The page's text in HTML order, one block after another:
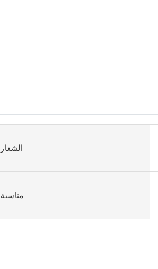
الشعار
مناسبة